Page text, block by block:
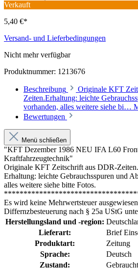
Verkauft
5,40 €*
Versand- und Lieferbedingungen
Nicht mehr verfügbar
Produktnummer: 1213676
Beschreibung
Originale KFT
Zeiten.Erhaltung: leichte
vorhanden, alles weitere siehe bi…
Bewertungen
Menü schließen
"KFT Dezember 1986 NEU IFA L60
Kraftfahrzeugtechnik"
Originale KFT Zeitschrift aus DDR-Zeiten.
Erhaltung: leichte Gebrauchsspuren und
alles weitere siehe bitte Fotos.
Es wird keine Mehrwertsteuer
Differnzbesteuerung nach § 25a UStG
Herstellungsland und -region:
Lieferart:
Brief
Produktart:
Zeitung
Sprache:
Deutsch
Zustand:
Gebraucht